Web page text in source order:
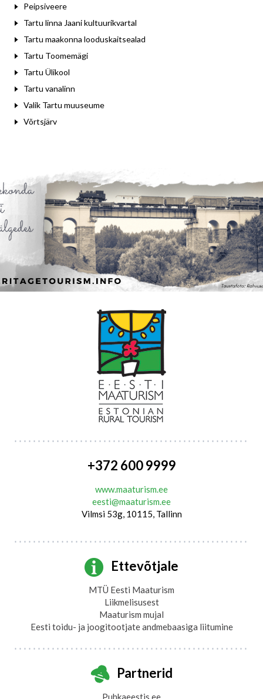
Peipsiveere
Tartu linna Jaani kultuurikvartal
Tartu maakonna looduskaitsealad
Tartu Toomemägi
Tartu Ülikool
Tartu vanalinn
Valik Tartu muuseume
Võrtsjärv
+372 600 9999
www.maaturism.ee
eesti@maaturism.ee
Vilmsi 53g, 10115, Tallinn
Ettevõtjale
MTÜ Eesti Maaturism
Liikmelisusest
Maaturism mujal
Eesti toidu- ja joogitootjate andmebaasiga liitumine
Partnerid
Puhkaeestis.ee